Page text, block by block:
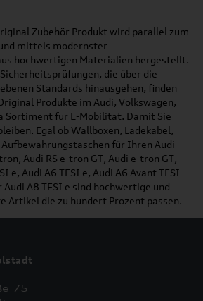
Zubehör Produkt wird parallel zum
mittels modernster
hochwertigen Materialien hergestellt.
die über die
Standards hinausgehen, finden
Produkte im Audi, Volkswagen,
Sortiment für E-Mobilität. Damit Sie
Egal ob Wallboxen, Ladekabel,
für Ihren Audi
Audi RS e-tron GT, Audi e-tron GT,
e, Audi A6 TFSI e, Audi A6 Avant TFSI
Audi A8 TFSI e sind hochwertige und
Artikel die zu hundert Prozent passen.
75